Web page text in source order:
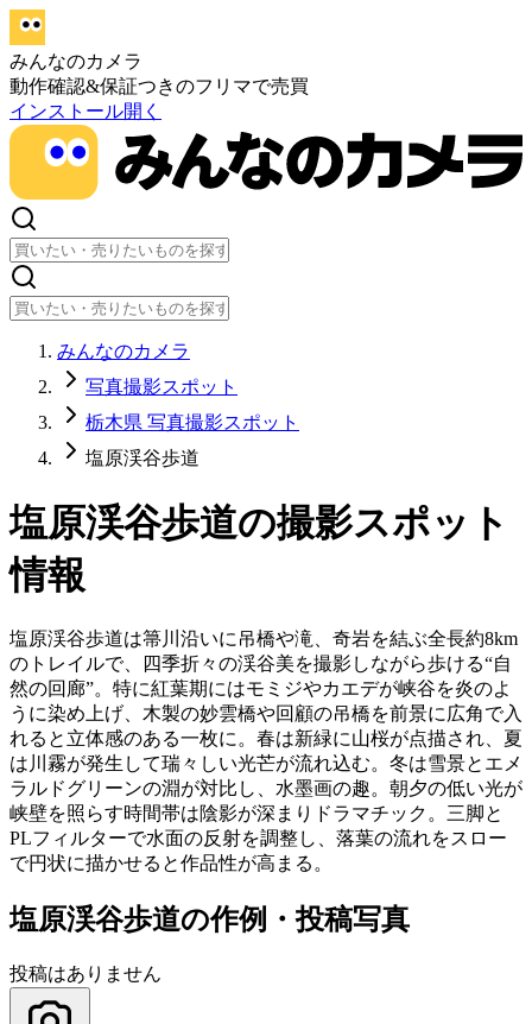
みんなのカメラ
動作確認&保証つきのフリマで売買
インストール開く
みんなのカメラ
写真撮影スポット
栃木県 写真撮影スポット
塩原渓谷歩道
塩原渓谷歩道の撮影スポット
情報
塩原渓谷歩道は箒川沿いに吊橋や滝、奇岩を結ぶ全長約8km
のトレイルで、四季折々の渓谷美を撮影しながら歩ける“自
然の回廊”。特に紅葉期にはモミジやカエデが峡谷を炎のよ
うに染め上げ、木製の妙雲橋や回顧の吊橋を前景に広角で入
れると立体感のある一枚に。春は新緑に山桜が点描され、夏
は川霧が発生して瑞々しい光芒が流れ込む。冬は雪景とエメ
ラルドグリーンの淵が対比し、水墨画の趣。朝夕の低い光が
峡壁を照らす時間帯は陰影が深まりドラマチック。三脚と
PLフィルターで水面の反射を調整し、落葉の流れをスロー
で円状に描かせると作品性が高まる。
塩原渓谷歩道の作例・投稿写真
投稿はありません